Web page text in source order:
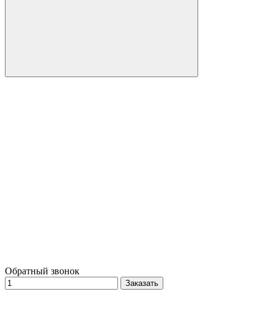
Обратный звонок
Заказать